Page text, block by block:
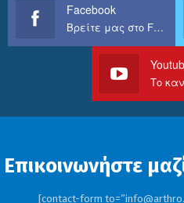
Facebook
Βρείτε μας στο Facebook
Επικοινωνήστε
[contact-form to=”